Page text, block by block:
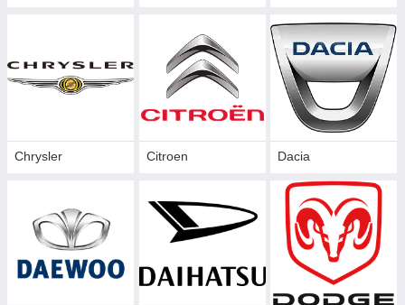
Chrysler Citroen Dacia